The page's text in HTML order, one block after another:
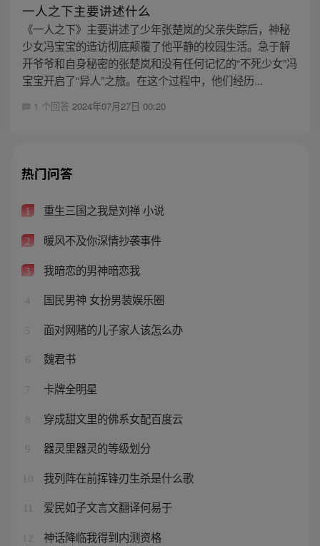
一人之下主要讲述什么
《一人之下》主要讲述了少年张楚岚的父亲失踪后，神秘
少女冯宝宝的造访彻底颠覆了他平静的校园生活。急于解
开爷爷和自身秘密的张楚岚和没有任何记忆的“不死少女”冯
宝宝开启了“异人”之旅。在这个过程中，他们经历...
1 个回答 2024年07月27日 00:20
热门问答
1 重生三国之我是刘禅 小说
2 暖风不及你深情抄袭事件
3 我暗恋的男神暗恋我
4 国民男神 女扮男装娱乐圈
5 面对网赌的儿子家人该怎么办
6 魏君书
7 卡牌全明星
8 穿成甜文里的佛系女配百度云
9 器灵里器灵的等级划分
10 我列阵在前挥锋刃生杀是什么歌
爱民如子文言文翻译何易于
12 神话降临我得到内测资格